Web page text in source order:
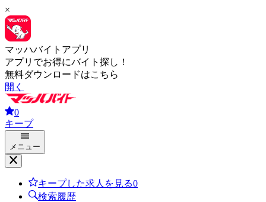
×
マッハバイトアプリ
アプリでお得にバイト探し！
無料ダウンロードはこちら
開く
0
キープ
メニュー
キープした求人を見る0
検索履歴